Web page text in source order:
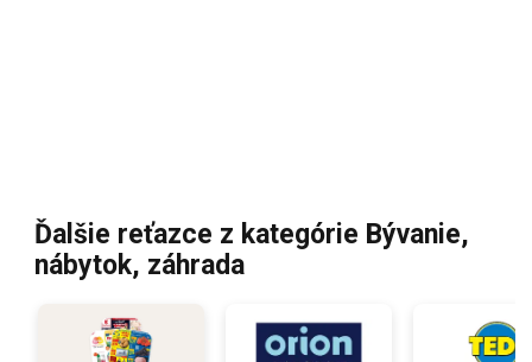
Ďalšie reťazce z kategórie Bývanie,
nábytok, záhrada